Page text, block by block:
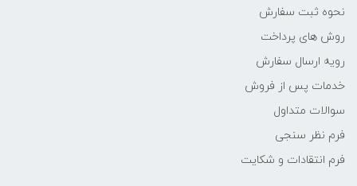
نحوه ثبت سفارش
روش های پرداخت
رویه ارسال سفارش
خدمات پس از فروش
سوالات متداول
فرم نظر سنجی
فرم انتقادات و شکایت